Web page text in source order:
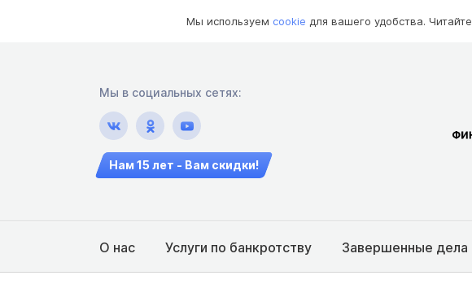
Мы используем cookie для вашего удобства. Читайте
Мы в социальных сетях:
Нам 15 лет - Вам скидки!
О нас Услуги по банкротству Завершенные дела